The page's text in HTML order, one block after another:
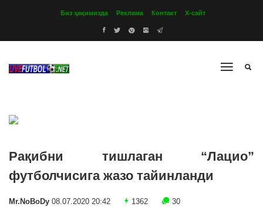
Биз ҳақимизда Реклама Контакт Х-сайт
Рақибни тишлаган “Лацио”
футболчисига жазо тайинланди
Mr.NoBoDy 08.07.2020 20:42 1362 30